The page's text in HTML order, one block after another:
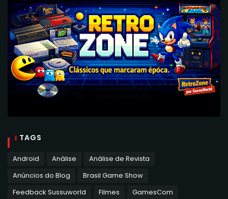
TAGS
Android Análise
Análise de Revista
Anúncios do Blog
Brasil Game Show
Feedback Sussuworld
Filmes
GamesCom